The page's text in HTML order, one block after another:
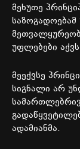
მეხუთე
საზოგადოებამ
უფლებები აქვს
მეექვსე
სიგნალი არ
ადამიანმა.